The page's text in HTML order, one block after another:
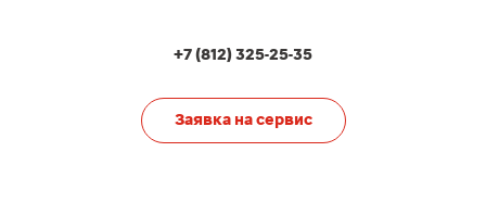
+7 (812) 325-25-35
Заявка на сервис